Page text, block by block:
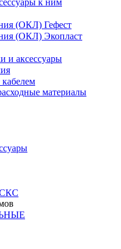
к ним
(ОКЛ) Гефест
(ОКЛ) Экопласт
и аксессуары
материалы
СКС